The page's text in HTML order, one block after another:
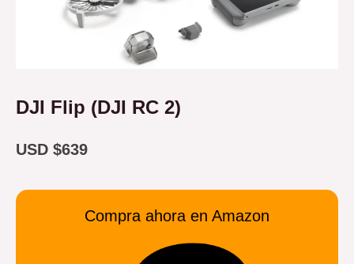
DJI Flip (DJI RC 2)
USD $639
Compra ahora en Amazon